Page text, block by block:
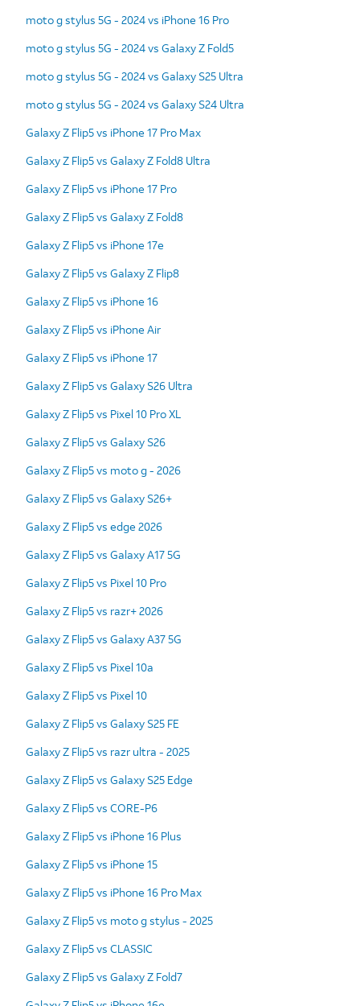
moto g stylus 5G - 2024 vs iPhone 16 Pro
moto g stylus 5G - 2024 vs Galaxy Z Fold5
moto g stylus 5G - 2024 vs Galaxy S25 Ultra
moto g stylus 5G - 2024 vs Galaxy S24 Ultra
Galaxy Z Flip5 vs iPhone 17 Pro Max
Galaxy Z Flip5 vs Galaxy Z Fold8 Ultra
Galaxy Z Flip5 vs iPhone 17 Pro
Galaxy Z Flip5 vs Galaxy Z Fold8
Galaxy Z Flip5 vs iPhone 17e
Galaxy Z Flip5 vs Galaxy Z Flip8
Galaxy Z Flip5 vs iPhone 16
Galaxy Z Flip5 vs iPhone Air
Galaxy Z Flip5 vs iPhone 17
Galaxy Z Flip5 vs Galaxy S26 Ultra
Galaxy Z Flip5 vs Pixel 10 Pro XL
Galaxy Z Flip5 vs Galaxy S26
Galaxy Z Flip5 vs moto g - 2026
Galaxy Z Flip5 vs Galaxy S26+
Galaxy Z Flip5 vs edge 2026
Galaxy Z Flip5 vs Galaxy A17 5G
Galaxy Z Flip5 vs Pixel 10 Pro
Galaxy Z Flip5 vs razr+ 2026
Galaxy Z Flip5 vs Galaxy A37 5G
Galaxy Z Flip5 vs Pixel 10a
Galaxy Z Flip5 vs Pixel 10
Galaxy Z Flip5 vs Galaxy S25 FE
Galaxy Z Flip5 vs razr ultra - 2025
Galaxy Z Flip5 vs Galaxy S25 Edge
Galaxy Z Flip5 vs CORE-P6
Galaxy Z Flip5 vs iPhone 16 Plus
Galaxy Z Flip5 vs iPhone 15
Galaxy Z Flip5 vs iPhone 16 Pro Max
Galaxy Z Flip5 vs moto g stylus - 2025
Galaxy Z Flip5 vs CLASSIC
Galaxy Z Flip5 vs Galaxy Z Fold7